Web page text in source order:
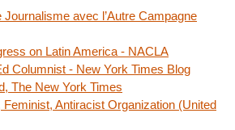
Journalisme avec l’Autre Campagne
on Latin America - NACLA
Columnist - New York Times Blog
The New York Times
Feminist, Antiracist Organization (United